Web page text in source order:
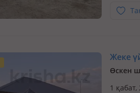
Жеке
Өскен
1 қабат,